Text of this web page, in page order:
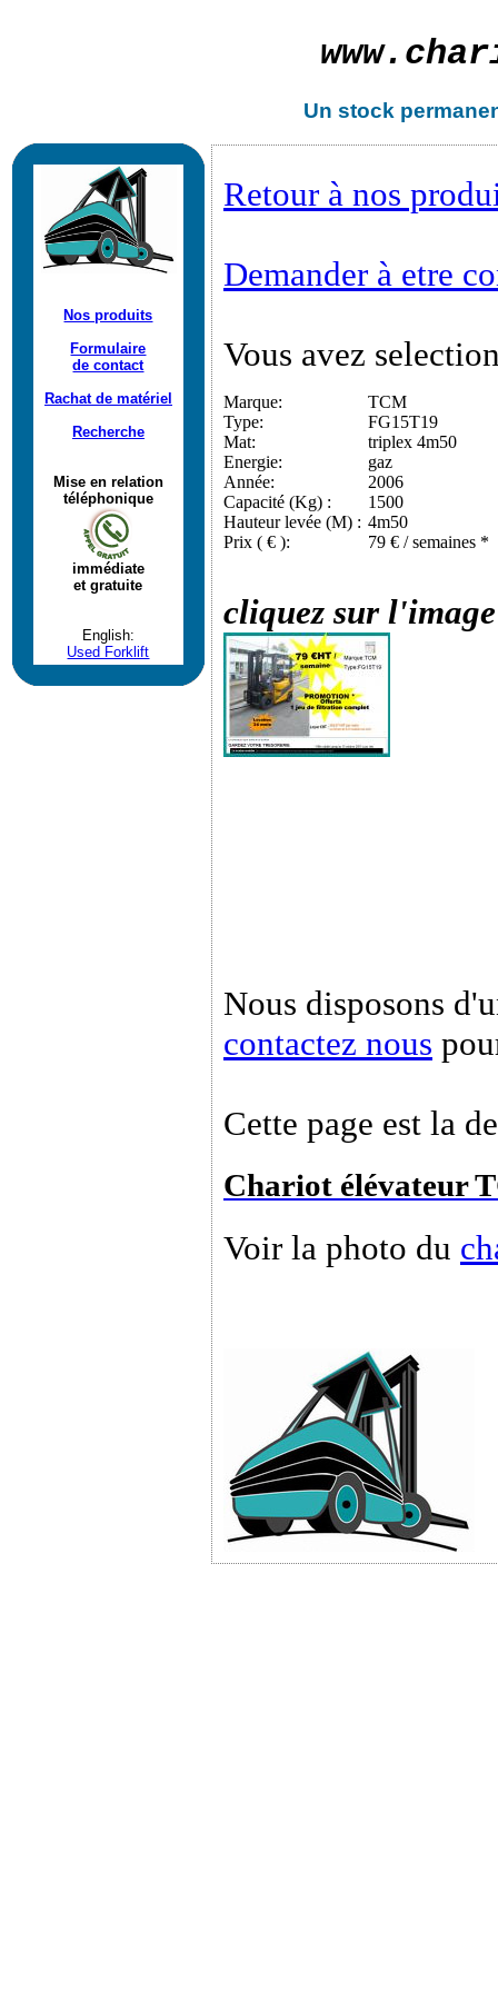
www.
Un stock
Nos produits
Formulaire
de contact
Rachat de matériel
Recherche
Mise en relation
téléphonique
immédiate
et gratuite
English:
Used Forklift
Retour à nos
Demander à etre
Vous avez
Marque:
TCM
Type:
FG15T19
Mat:
triplex 4m50
Energie:
gaz
Année:
2006
Capacité (Kg) :
1500
Hauteur levée (M) : 4m50
Prix ( € ):
79 € / semaines *
cliquez sur
Nous disposons
contactez nous
Cette page est la
Chariot élévateur
Voir la photo du